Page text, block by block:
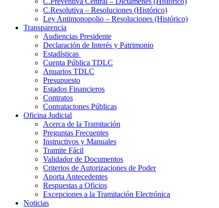
C.Resolutiva – Resoluciones (Histórico)
Ley Antimonopolio – Resoluciones (Histórico)
Transparencia
Audiencias Presidente
Declaración de Interés y Patrimonio
Estadísticas
Cuenta Pública TDLC
Anuarios TDLC
Presupuesto
Estados Financieros
Contratos
Contrataciones Públicas
Oficina Judicial
Acerca de la Tramitación
Preguntas Frecuentes
Instructivos y Manuales
Tramite Fácil
Validador de Documentos
Criterios de Autorizaciones de Poder
Aporta Antecedentes
Respuestas a Oficios
Excepciones a la Tramitación Electrónica
Noticias